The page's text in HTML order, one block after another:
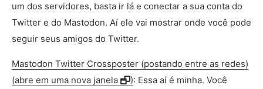
um dos servidores, basta ir lá e conectar a sua conta do
Twitter e do Mastodon. Aí ele vai mostrar onde você pode
seguir seus amigos do Twitter.
Mastodon Twitter Crossposter (postando entre as redes)
(abre em uma nova janela
): Essa aí é minha. Você